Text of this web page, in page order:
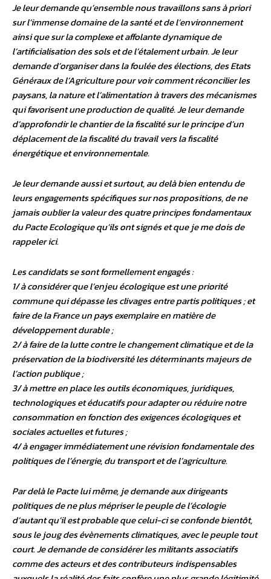
Je leur demande qu’ensemble nous travaillons sans à priori
sur l’immense domaine de la santé et de l’environnement
ainsi que sur la complexe et affolante dynamique de
l’artificialisation des sols et de l’étalement urbain. Je leur
demande d’organiser dans la foulée des élections, des Etats
Généraux de l’Agriculture pour voir comment réconcilier les
paysans, la nature et l’alimentation à travers des mécanismes
qui favorisent une production de qualité. Je leur demande
d’approfondir le chantier de la fiscalité sur le principe d’un
déplacement de la fiscalité du travail vers la fiscalité
énergétique et environnementale.
Je leur demande aussi et surtout, au delà bien entendu de
leurs engagements spécifiques sur nos propositions, de ne
jamais oublier la valeur des quatre principes fondamentaux
du Pacte Ecologique qu’ils ont signés et que je me dois de
rappeler ici.
Les candidats se sont formellement engagés :
1/ à considérer que l’enjeu écologique est une priorité
commune qui dépasse les clivages entre partis politiques ; et
faire de la France un pays exemplaire en matière de
développement durable ;
2/ à faire de la lutte contre le changement climatique et de la
préservation de la biodiversité les déterminants majeurs de
l’action publique ;
3/ à mettre en place les outils économiques, juridiques,
technologiques et éducatifs pour adapter ou réduire notre
consommation en fonction des exigences écologiques et
sociales actuelles et futures ;
4/ à engager immédiatement une révision fondamentale des
politiques de l’énergie, du transport et de l’agriculture.
Par delà le Pacte lui même, je demande aux dirigeants
politiques de ne plus mépriser le peuple de l’écologie
d’autant qu’il est probable que celui-ci se confonde bientôt,
sous le joug des évènements climatiques, avec le peuple tout
court. Je demande de considérer les militants associatifs
comme des acteurs et des contributeurs indispensables